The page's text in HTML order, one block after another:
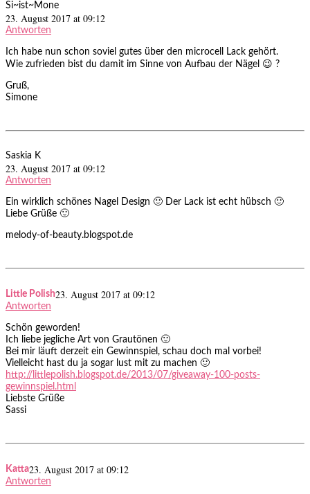
Si~ist~Mone
23. August 2017 at 09:12
Antworten
Ich habe nun schon soviel gutes über den microcell Lack gehört.
Wie zufrieden bist du damit im Sinne von Aufbau der Nägel 😉 ?
Gruß,
Simone
Saskia K
23. August 2017 at 09:12
Antworten
Ein wirklich schönes Nagel Design 🙂 Der Lack ist echt hübsch 🙂
Liebe Grüße 🙂
melody-of-beauty.blogspot.de
Little Polish23. August 2017 at 09:12
Antworten
Schön geworden!
Ich liebe jegliche Art von Grautönen 🙂
Bei mir läuft derzeit ein Gewinnspiel, schau doch mal vorbei!
Vielleicht hast du ja sogar lust mit zu machen 🙂
http://littlepolish.blogspot.de/2013/07/giveaway-100-posts-
gewinnspiel.html
Liebste Grüße
Sassi
Katta23. August 2017 at 09:12
Antworten